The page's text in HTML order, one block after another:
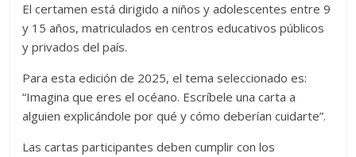
El certamen está dirigido a niños y adolescentes entre 9
y 15 años, matriculados en centros educativos públicos
y privados del país.
Para esta edición de 2025, el tema seleccionado es:
“Imagina que eres el océano. Escríbele una carta a
alguien explicándole por qué y cómo deberían cuidarte”.
Las cartas participantes deben cumplir con los